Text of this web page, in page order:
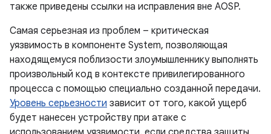
также приведены ссылки на исправления вне AOSP.
Самая серьезная из проблем – критическая
уязвимость в компоненте System, позволяющая
находящемуся поблизости злоумышленнику выполнять
произвольный код в контексте привилегированного
процесса с помощью специально созданной передачи.
Уровень серьезности зависит от того, какой ущерб
будет нанесен устройству при атаке с